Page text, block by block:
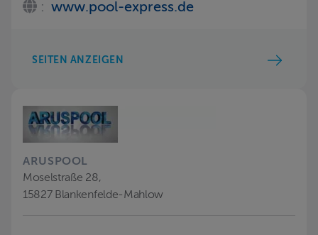
: www.pool-express.de
SEITEN ANZEIGEN
ARUSPOOL
Moselstraße 28,
15827 Blankenfelde-Mahlow